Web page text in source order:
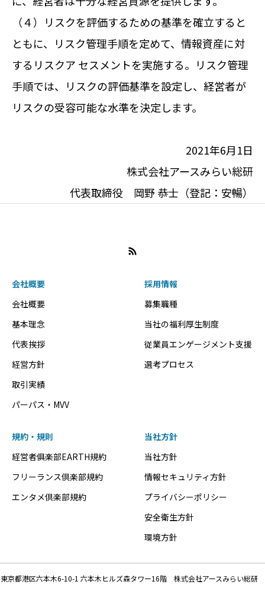
（４）リスクを評価するための基準を確立すると
ともに、リスク管理手順を定めて、情報資産に対
するリスクア セスメントを実施する。リスク管理
手順では、リスクの評価基準を設定し、経営者が
リスクの受容可能な水準を決定します。
2021年6月1日
株式会社アースみらい総研
代表取締役 岡野 恭士（登記：安暢）
会社概要
会社概要
基本理念
代表挨拶
経営方針
取引実績
パーパス・MVV
採用情報
募集職種
当社の福利厚生制度
従業員エンゲージメント支援
選考プロセス
規約・規則
経営者俱楽部EARTH規約
フリーランス倶楽部規約
エンタメ倶楽部規約
当社方針
当社方針
情報セキュリティ方針
プライバシーポリシー
安全衛生方針
環境方針
東京都港区六本木6-10-1 六本木ヒルズ森タワー16階 株式会社アースみらい総研